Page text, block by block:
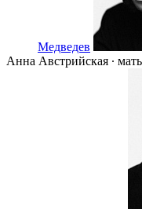
Медведев
Анна Австрийская ∙